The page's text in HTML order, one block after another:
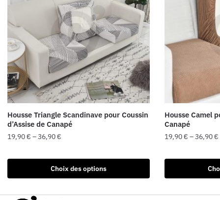
Housse Triangle Scandinave pour Coussin
d’Assise de Canapé
19,90€ –36,90€
Choix des options
Housse Camel
Canapé
19,90€ –36,90€